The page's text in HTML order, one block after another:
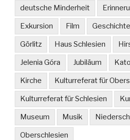
deutsche Minderheit
Exkursion Film Geschichte
Görlitz Haus Schlesien
Jelenia Góra Jubiläum
Kirche Kulturreferat für
Kulturreferat für Schlesien
Museum Musik
Oberschlesien